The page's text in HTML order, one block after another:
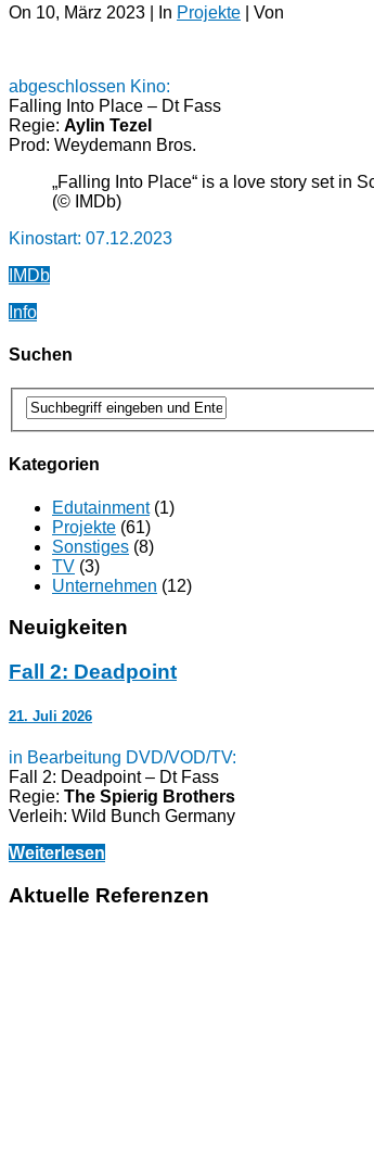
On 10, März 2023 | In Projekte | Von
abgeschlossen Kino:
Falling Into Place – Dt Fass
Regie: Aylin Tezel
Prod: Weydemann Bros.
„Falling Into Place“ is a love story set in
(© IMDb)
Kinostart: 07.12.2023
IMDb
Info
Suchen
Kategorien
Edutainment(1)
Projekte (61)
Sonstiges (8)
TV (3)
Unternehmen (12)
Neuigkeiten
Fall 2: Deadpoint
21. Juli 2026
in Bearbeitung DVD/VOD/TV:
Fall 2: Deadpoint – Dt Fass
Regie: The Spierig Brothers
Verleih: Wild Bunch Germany
Weiterlesen
Aktuelle Referenzen